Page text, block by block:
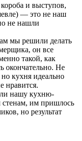
и выступов,
— это не наш
не нашли
мы решили делать
он все
такой, как
окончательно. Не
кухня идеально
нравится.
нашу кухню-
им пришлось
но результат